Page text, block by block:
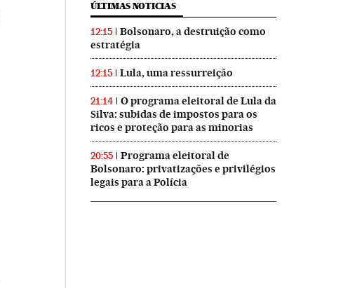
ÚLTIMAS NOTICIAS
12:15
Bolsonaro, a destruição como
estratégia
12:15 Lula, uma ressurreição
21:14
O programa eleitoral de Lula da
Silva: subidas de impostos para os
ricos e proteção para as minorias
20:55
Programa eleitoral de
Bolsonaro: privatizações e privilégios
legais para a Polícia